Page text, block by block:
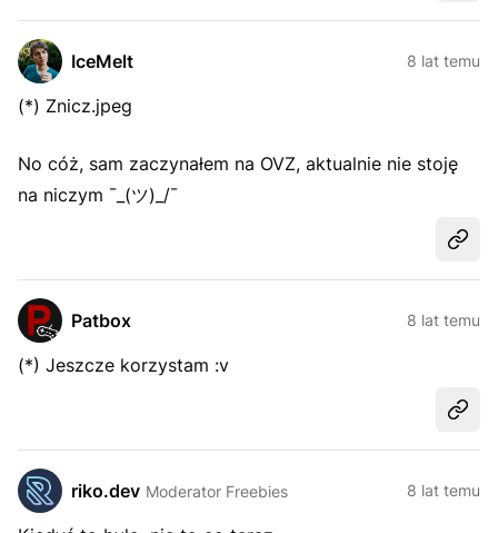
IceMelt 8 lat temu
(*) Znicz.jpeg
No cóż, sam zaczynałem na OVZ, aktualnie nie stoję
na niczym ¯_(ツ)_/¯
Patbox 8 lat temu
(*) Jeszcze korzystam :v
riko.dev Moderator Freebies 8 lat temu